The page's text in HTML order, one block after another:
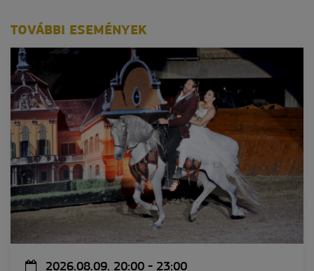
TOVÁBBI ESEMÉNYEK
2026.08.09. 20:00 - 23:00